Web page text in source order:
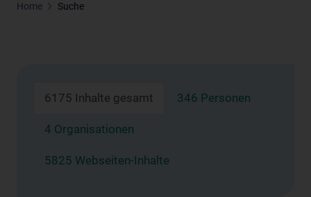
Home Suche
6175 Inhalte gesamt 346 Personen
4 Organisationen
5825 Webseiten-Inhalte